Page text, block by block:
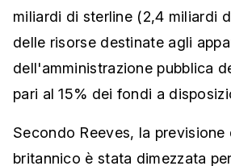
miliardi di sterline (2,4 miliardi
delle risorse destinate agli
dell'amministrazione pubblica
pari al 15% dei fondi a
Secondo Reeves, la
britannico è stata dimezzata